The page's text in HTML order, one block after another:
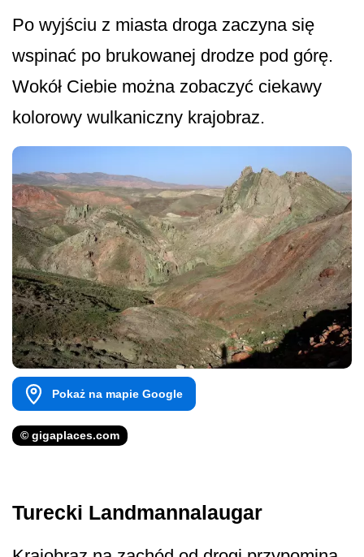
Po wyjściu z miasta droga zaczyna się
wspinać po brukowanej drodze pod górę.
Wokół Ciebie można zobaczyć ciekawy
kolorowy wulkaniczny krajobraz.
Pokaż na mapie Google
© gigaplaces.com
Turecki Landmannalaugar